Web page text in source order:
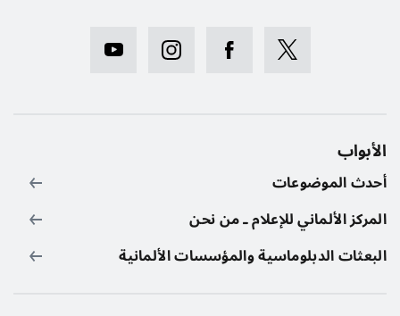
الأبواب
أحدث الموضوعات
المركز الألماني للإعلام ـ من نحن
البعثات الدبلوماسية والمؤسسات الألمانية